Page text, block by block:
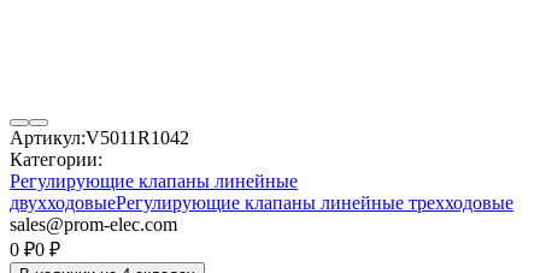
Артикул:V5011R1042
Категории:
Регулирующие клапаны линейные
двухходовыеРегулирующие клапаны линейные трехходовые
sales@prom-elec.com
0 ₽0 ₽